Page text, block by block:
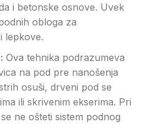
i betonske osnove. Uvek
obloga za
lepkove.
Ova tehnika podrazumeva
na pod pre nanošenja
osuši, drveni pod se
ili skrivenim ekserima. Pri
ne ošteti sistem podnog